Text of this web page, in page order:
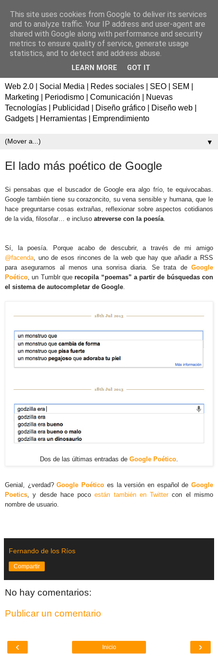
Fernando de los Ríos |
Consultor de marketing en
Web 2.0 | Social Media | Redes sociales | SEO | SEM |
Marketing | Periodismo | Comunicación | Nuevas
Tecnologías | Publicidad | Diseño gráfico | Diseño web |
Gadgets | Herramientas | Emprendimiento
▼
El lado más poético de Google
Si pensabas que el buscador de Google era algo frío, te equivocabas.
Google también tiene su corazoncito, su vena sensible y humana, que le
hace preguntarse cosas extrañas, reflexionar sobre aspectos cotidianos
de la vida, filosofar… e incluso atreverse con la poesía
Sí, la poesía. Porque acabo de descubrir, a través de mi amigo
@facenda , uno de esos rincones de la web que hay que añadir a RSS
para asegurarnos al menos una sonrisa diaria. Se trata de Google
Poético , un Tumblr querecopila “poemas” a partir de búsquedas con
el sistema de autocompletar de Google
Dos de las últimas entradas de Google Poético
Genial, ¿verdad?Google Poético es la versión en español deGoogle
Poetics , y desde hace pocoestán también en Twitter con el mismo
nombre de usuario.
Fernando de los Ríos
Compartir
No hay comentarios:
Publicar un comentario
‹ ›
Inicio
This site uses cookies from Google to deliver its services
and to analyze traffic. Your IP address and user-agent are
shared with Google along with performance and security
metrics to ensure quality of service, generate usage
statistics, and to detect and address abuse.
LEARN MORE GOT IT